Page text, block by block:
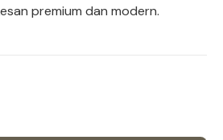
premium dan modern.